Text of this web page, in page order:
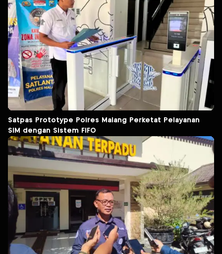
Satpas Prototype Polres Malang Perketat Pelayanan
SIM dengan Sistem FIFO